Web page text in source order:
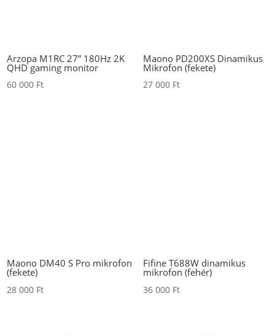
Arzopa M1RC 27” 180Hz 2K
QHD gaming monitor
60 000 Ft
Maono PD200XS Dinamikus
Mikrofon (fekete)
27 000 Ft
Maono DM40 S Pro mikrofon
(fekete)
28 000 Ft
Fifine T688W dinamikus
mikrofon (fehér)
36 000 Ft